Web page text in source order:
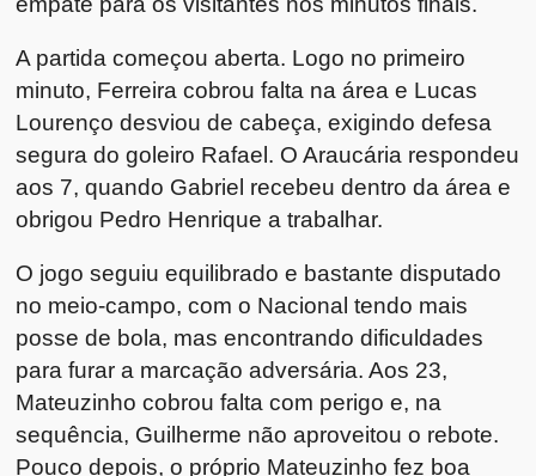
A partida começou aberta. Logo no primeiro
minuto, Ferreira cobrou falta na área e Lucas
Lourenço desviou de cabeça, exigindo defesa
segura do goleiro Rafael. O Araucária respondeu
aos 7, quando Gabriel recebeu dentro da área e
obrigou Pedro Henrique a trabalhar.
O jogo seguiu equilibrado e bastante disputado
no meio-campo, com o Nacional tendo mais
posse de bola, mas encontrando dificuldades
para furar a marcação adversária. Aos 23,
Mateuzinho cobrou falta com perigo e, na
sequência, Guilherme não aproveitou o rebote.
Pouco depois, o próprio Mateuzinho fez boa